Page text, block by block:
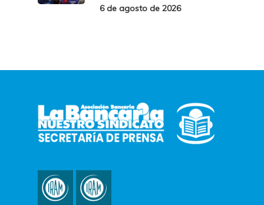
6 de agosto de 2026